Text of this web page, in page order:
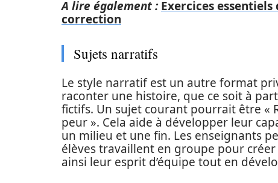
A lire également : Exercices
correction
Sujets narratifs
Le style narratif est un autre format
raconter une histoire, que ce soit à
fictifs. Un sujet courant pourrait être «
peur ». Cela aide à développer leur
un milieu et une fin. Les enseignants
élèves travaillent en groupe pour
ainsi leur esprit d’équipe tout en